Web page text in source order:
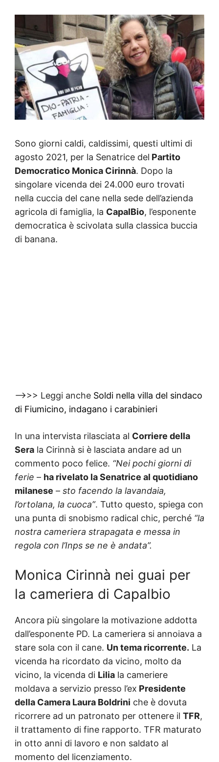
Sono giorni caldi, caldissimi, questi ultimi di
agosto 2021, per la Senatrice del Partito
Democratico Monica Cirinnà. Dopo la
singolare vicenda dei 24.000 euro trovati
nella cuccia del cane nella sede dell’azienda
agricola di famiglia, la CapalBio, l’esponente
democratica è scivolata sulla classica buccia
di banana.
—>>> Leggi anche Soldi nella villa del sindaco
di Fiumicino, indagano i carabinieri
In una intervista rilasciata al Corriere della
Sera la Cirinnà si è lasciata andare ad un
commento poco felice. “Nei pochi giorni di
ferie – ha rivelato la Senatrice al quotidiano
milanese – sto facendo la lavandaia,
l’ortolana, la cuoca”. Tutto questo, spiega con
una punta di snobismo radical chic, perché “la
nostra cameriera strapagata e messa in
regola con l’Inps se ne è andata”.
Monica Cirinnà nei guai per
la cameriera di Capalbio
Ancora più singolare la motivazione addotta
dall’esponente PD. La cameriera si annoiava a
stare sola con il cane. Un tema ricorrente. La
vicenda ha ricordato da vicino, molto da
vicino, la vicenda di Lilia la cameriere
moldava a servizio presso l’ex Presidente
della Camera Laura Boldrini che è dovuta
ricorrere ad un patronato per ottenere il TFR,
il trattamento di fine rapporto. TFR maturato
in otto anni di lavoro e non saldato al
momento del licenziamento.